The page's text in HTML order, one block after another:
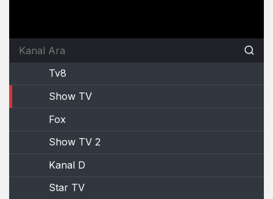
Tv8
Show TV
Fox
Show TV 2
Kanal D
Star TV